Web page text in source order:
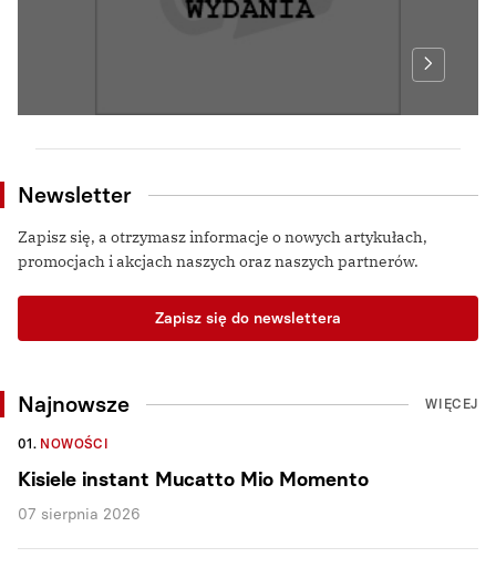
Newsletter
Zapisz się, a otrzymasz informacje o nowych artykułach,
promocjach i akcjach naszych oraz naszych partnerów.
Zapisz się do newslettera
Najnowsze WIĘCEJ
01. NOWOŚCI
Kisiele instant Mucatto Mio Momento
07 sierpnia 2026